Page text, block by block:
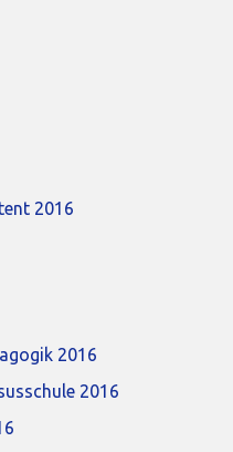
2016
2016
2016